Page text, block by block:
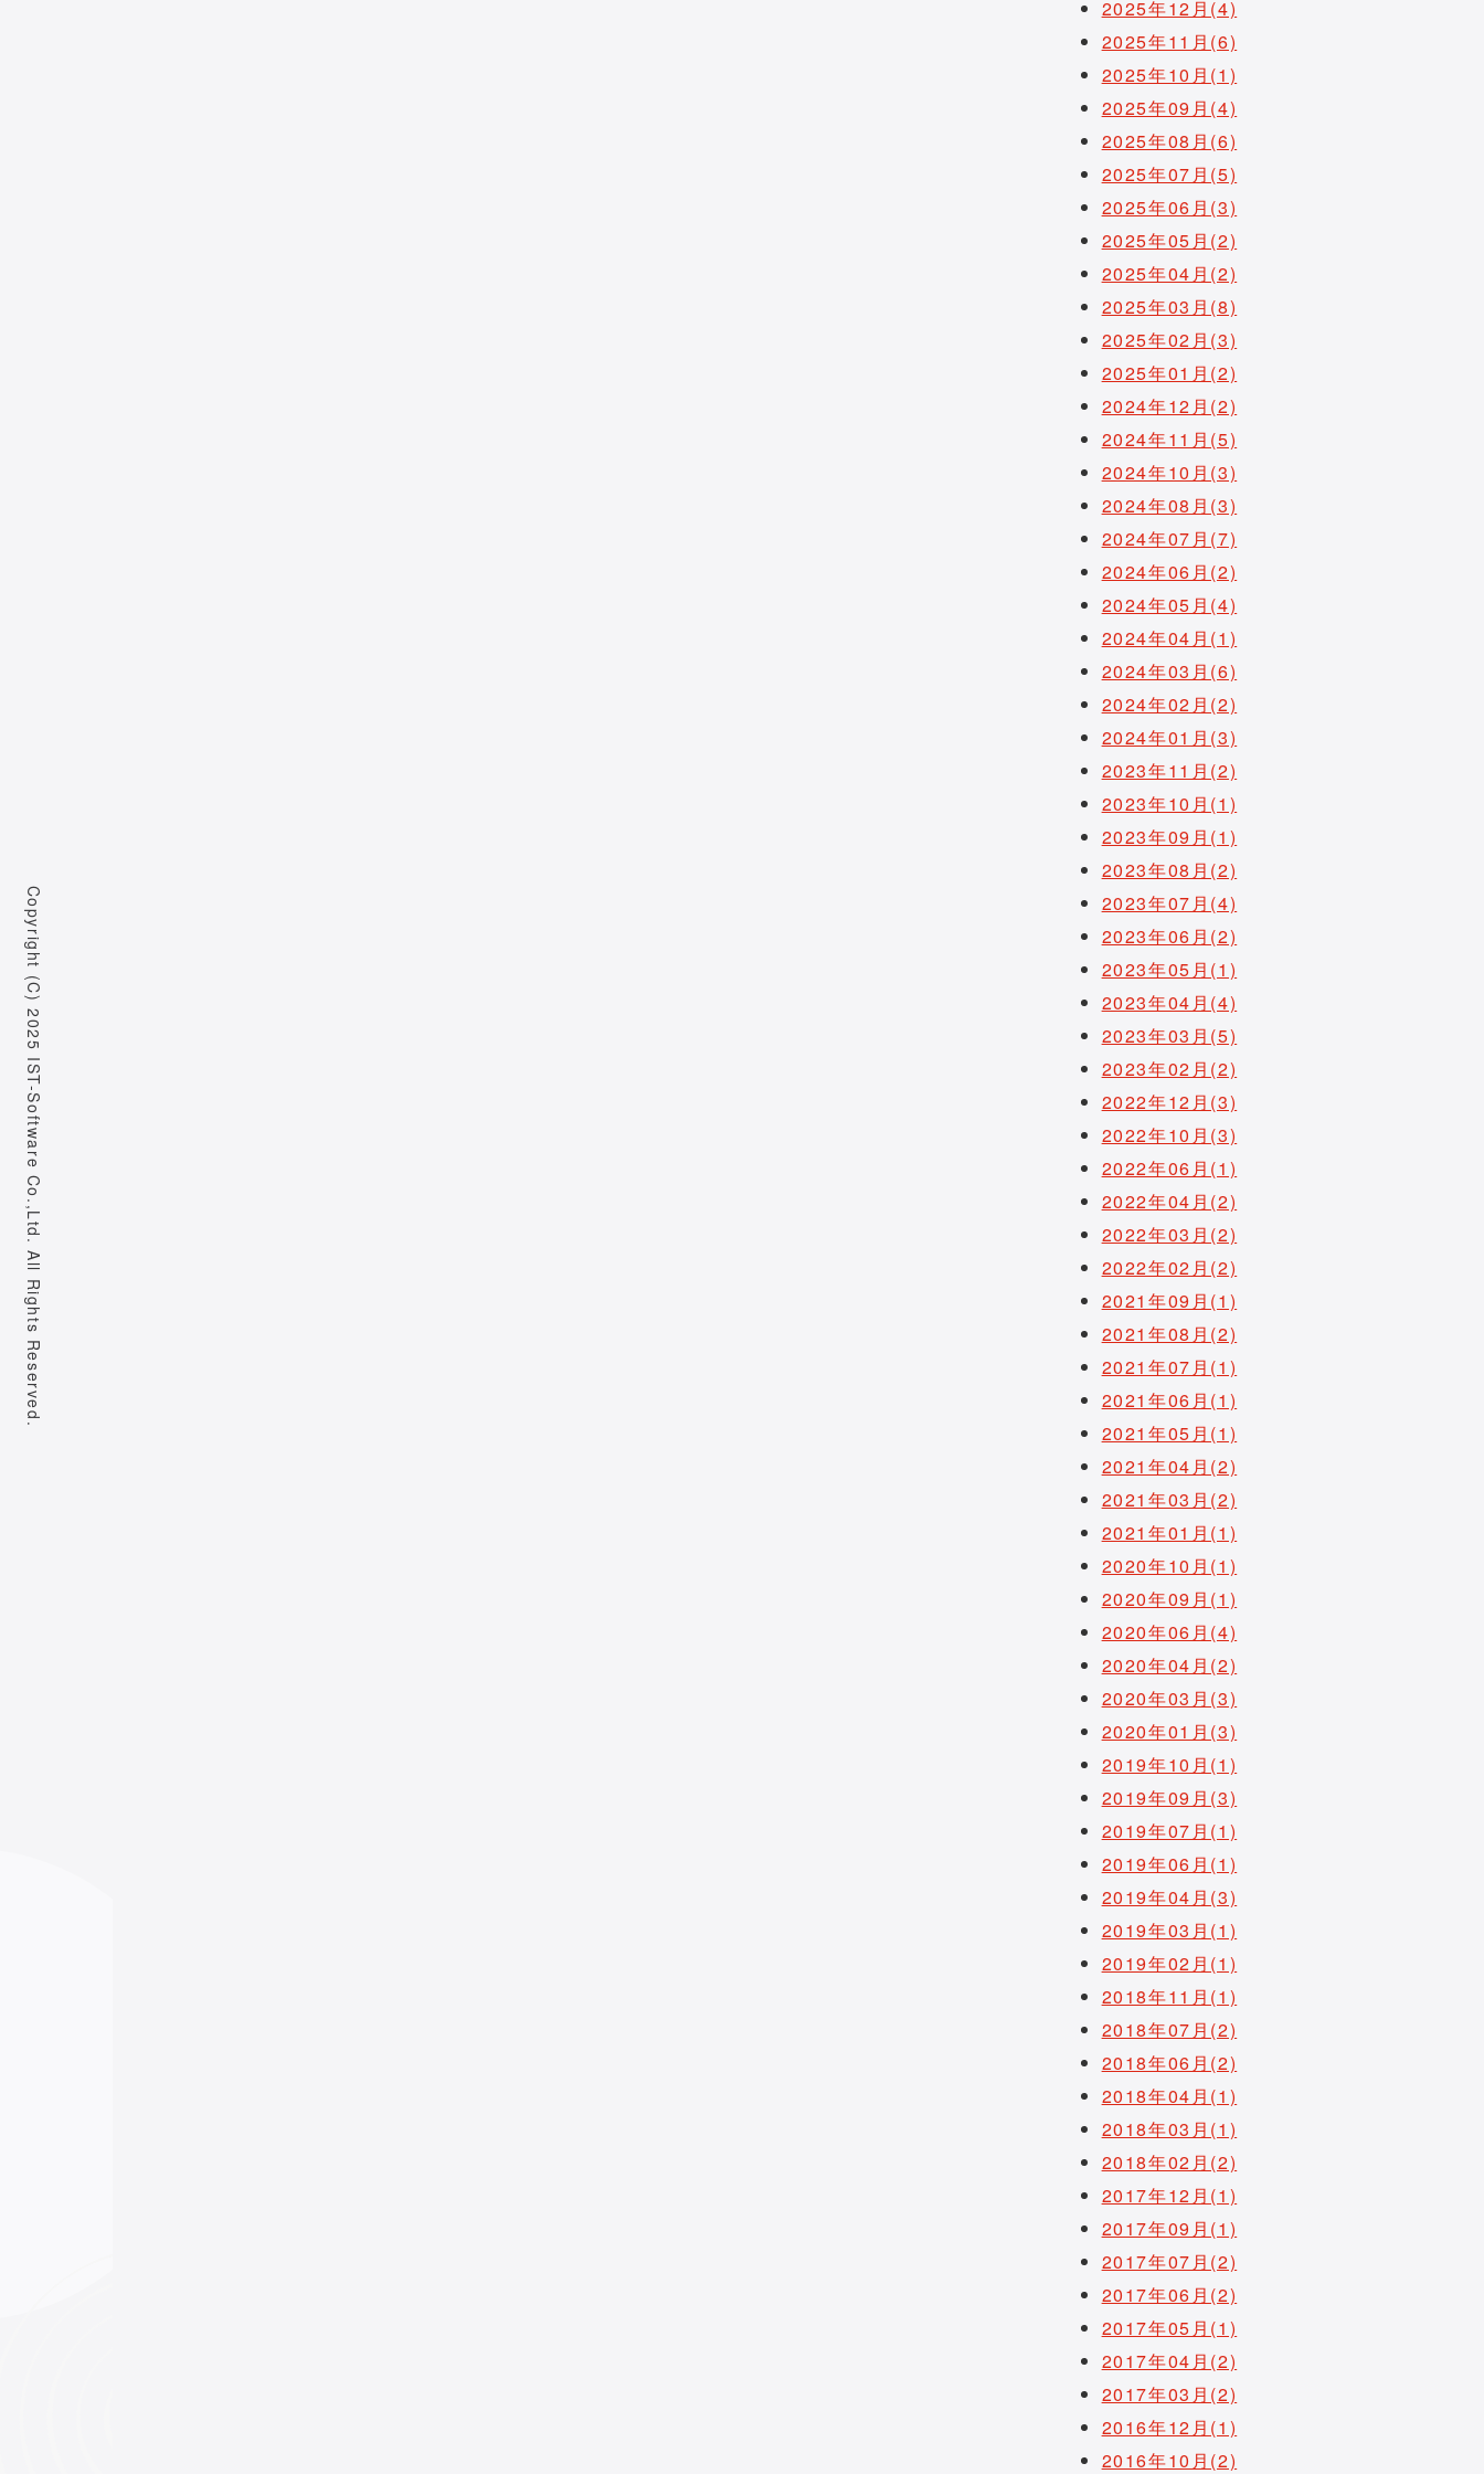
2025年12月(4)
2025年11月(6)
2025年10月(1)
2025年09月(4)
2025年08月(6)
2025年07月(5)
2025年06月(3)
2025年05月(2)
2025年04月(2)
2025年03月(8)
2025年02月(3)
2025年01月(2)
2024年12月(2)
2024年11月(5)
2024年10月(3)
2024年08月(3)
2024年07月(7)
2024年06月(2)
2024年05月(4)
2024年04月(1)
2024年03月(6)
2024年02月(2)
2024年01月(3)
2023年11月(2)
2023年10月(1)
2023年09月(1)
2023年08月(2)
2023年07月(4)
2023年06月(2)
2023年05月(1)
2023年04月(4)
2023年03月(5)
2023年02月(2)
2022年12月(3)
2022年10月(3)
2022年06月(1)
2022年04月(2)
2022年03月(2)
2022年02月(2)
2021年09月(1)
2021年08月(2)
2021年07月(1)
2021年06月(1)
2021年05月(1)
2021年04月(2)
2021年03月(2)
2021年01月(1)
2020年10月(1)
2020年09月(1)
2020年06月(4)
2020年04月(2)
2020年03月(3)
2020年01月(3)
2019年10月(1)
2019年09月(3)
2019年07月(1)
2019年06月(1)
2019年04月(3)
2019年03月(1)
2019年02月(1)
2018年11月(1)
2018年07月(2)
2018年06月(2)
2018年04月(1)
2018年03月(1)
2018年02月(2)
2017年12月(1)
2017年09月(1)
2017年07月(2)
2017年06月(2)
2017年05月(1)
2017年04月(2)
2017年03月(2)
2016年12月(1)
2016年10月(2)
Copyright (C) 2025 IST-Software Co.,Ltd. All Rights Reserved.